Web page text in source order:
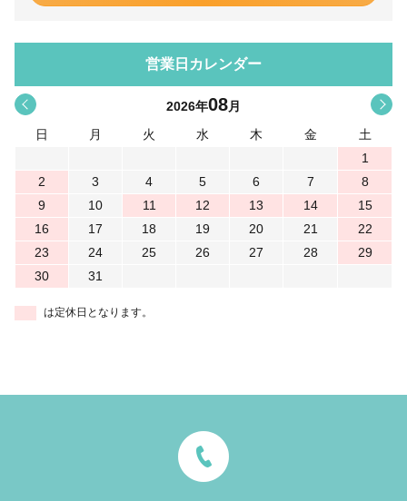
営業日カレンダー
< >
2026年08月
日
月 火 水 木 金
土
1
2
3 4 5 6 7
8
9
10 11 12 13 14
15
16
17 18 19 20 21
22
23
24 25 26 27 28
29
30
31
は定休日となります。